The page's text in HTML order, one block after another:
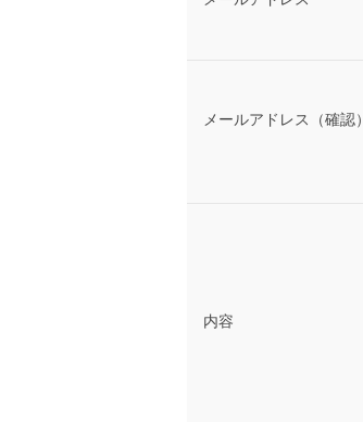
メールアドレス（確認）
内容